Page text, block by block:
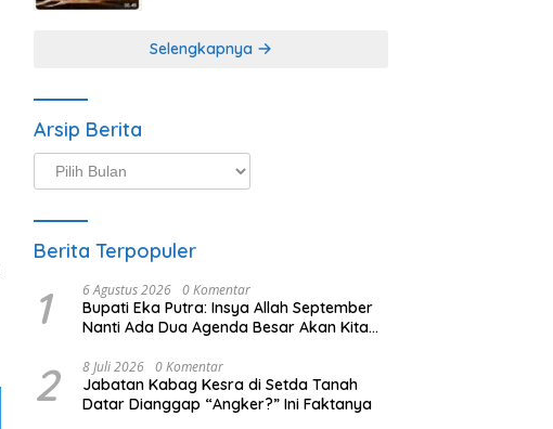
Selengkapnya
Arsip Berita
Arsip
Berita
Berita Terpopuler
1 6 Agustus 2026 0 Komentar
Bupati Eka Putra: Insya Allah September
Nanti Ada Dua Agenda Besar Akan Kita
2 8 Juli 2026 0 Komentar
Jabatan Kabag Kesra di Setda Tanah
Datar Dianggap “Angker?” Ini Faktanya